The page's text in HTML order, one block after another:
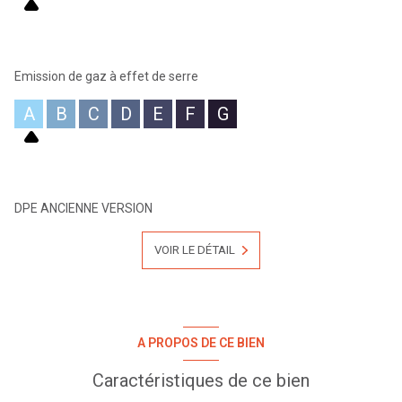
Emission de gaz à effet de serre
A B C D E F G
DPE ANCIENNE VERSION
VOIR LE DÉTAIL
A PROPOS DE CE BIEN
Caractéristiques de ce bien